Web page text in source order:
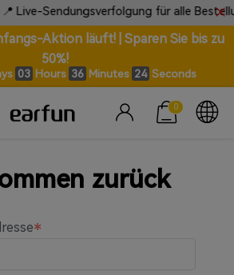
Live-Sendungsverfolgung für alle
Aktion läuft! | Sparen Sie bis zu
50%!
03 Hours 36 Minutes 24 Seconds
0
zurück